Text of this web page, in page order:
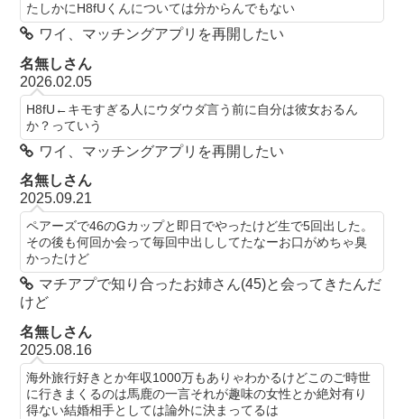
たしかにH8fUくんについては分からんでもない
ワイ、マッチングアプリを再開したい
名無しさん
2026.02.05
H8fU←キモすぎる人にウダウダ言う前に自分は彼女おるん
か？っていう
ワイ、マッチングアプリを再開したい
名無しさん
2025.09.21
ペアーズで46のGカップと即日でやったけど生で5回出した。
その後も何回か会って毎回中出ししてたなーお口がめちゃ臭
かったけど
マチアプで知り合ったお姉さん(45)と会ってきたんだ
けど
名無しさん
2025.08.16
海外旅行好きとか年収1000万もありゃわかるけどこのご時世
に行きまくるのは馬鹿の一言それが趣味の女性とか絶対有り
得ない結婚相手としては論外に決まってるは